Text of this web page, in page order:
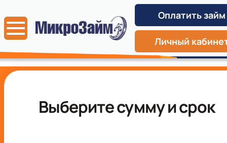
Оплатить займ
Личный
Выберите сумму и срок